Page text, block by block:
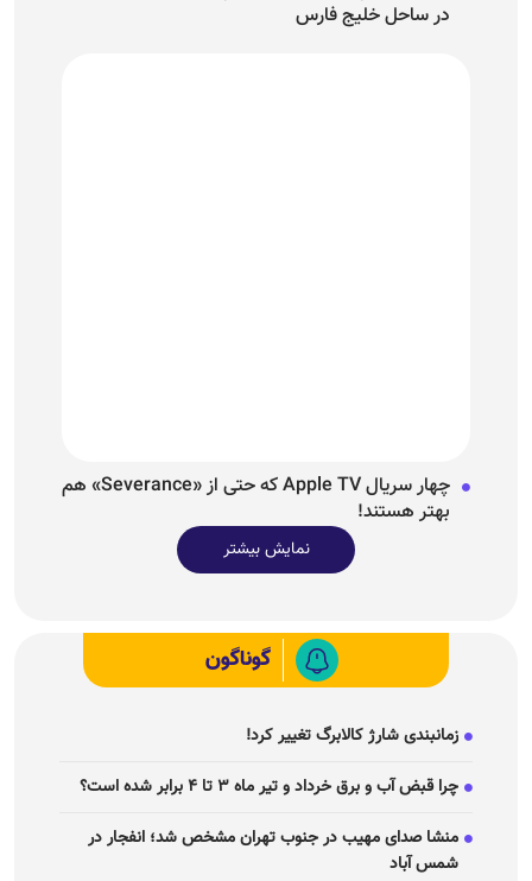
در ساحل خلیج فارس
گوناگون
زمانبندی شارژ کالابرگ تغییر کرد!
منشا صدای مهیب در جنوب تهران مشخص شد؛ انفجار در
شمس آباد
دیدار جولانی و بارزانی + تصاویر
چرا هوای تابستانه تهران ابری شد؟
(ویدئو) حضور داماد رهبرشهید در پیاده روی اربعین